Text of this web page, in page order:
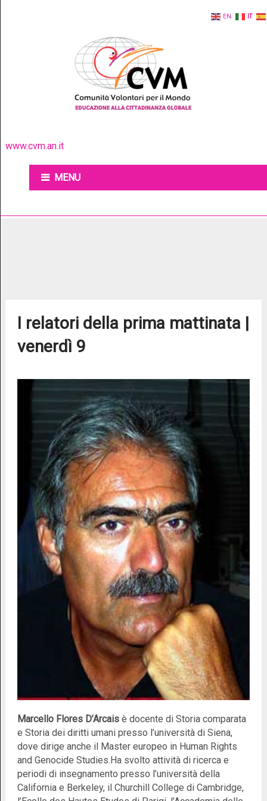
www.cvm.an.it
MENU
I relatori della prima mattinata |
venerdì 9
Marcello Flores D’Arcaisè docente di Storia comparata
e Storia dei diritti umani presso l’università di Siena,
dove dirige anche il Master europeo in Human Rights
and Genocide Studies.Ha svolto attività di ricerca e
periodi di insegnamento presso l’università della
California e Berkeley, il Churchill College di Cambridge,
EN IT